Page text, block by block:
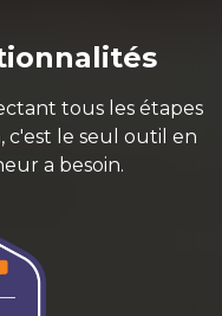
tous les étapes
c'est le seul outil en
a besoin.